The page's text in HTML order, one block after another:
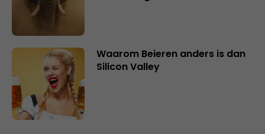
Waarom Beieren anders is dan
Silicon Valley